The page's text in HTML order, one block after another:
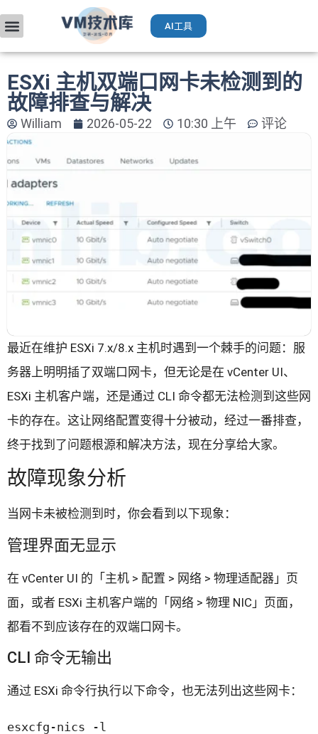
AI工具
ESXi 主机双端口网卡未检测到的
故障排查与解决
William 2026-05-22 10:30 上午 评论
最近在维护 ESXi 7.x/8.x 主机时遇到一个棘手的问题：服
务器上明明插了双端口网卡，但无论是在 vCenter UI、
ESXi 主机客户端，还是通过 CLI 命令都无法检测到这些网
卡的存在。这让网络配置变得十分被动，经过一番排查，
终于找到了问题根源和解决方法，现在分享给大家。
故障现象分析
当网卡未被检测到时，你会看到以下现象：
管理界面无显示
在 vCenter UI 的「主机 > 配置 > 网络 > 物理适配器」页
面，或者 ESXi 主机客户端的「网络 > 物理 NIC」页面，
都看不到应该存在的双端口网卡。
CLI 命令无输出
通过 ESXi 命令行执行以下命令，也无法列出这些网卡：
esxcfg-nics -l